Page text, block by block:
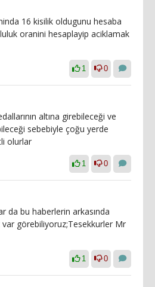
16 kisilik oldugunu hesaba
oranini hesaplayip aciklamak
1 0
altına girebileceği ve
sebebiyle çoğu yerde
olurlar
1 0
da bu haberlerin arkasında
var görebiliyoruz;Tesekkurler Mr
1 0